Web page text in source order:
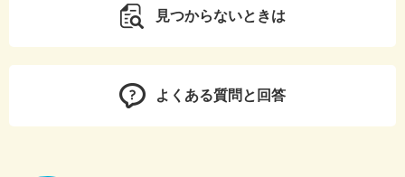
見つからないときは
よくある質問と回答